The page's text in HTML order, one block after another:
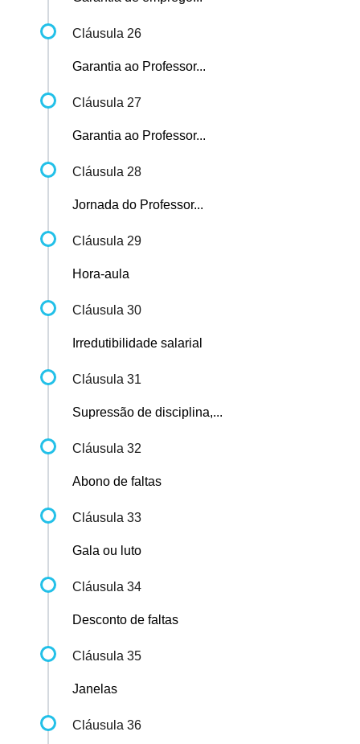
Cláusula 26
Garantia ao Professor...
Cláusula 27
Garantia ao Professor...
Cláusula 28
Jornada do Professor...
Cláusula 29
Hora-aula
Cláusula 30
Irredutibilidade salarial
Cláusula 31
Supressão de disciplina,...
Cláusula 32
Abono de faltas
Cláusula 33
Gala ou luto
Cláusula 34
Desconto de faltas
Cláusula 35
Janelas
Cláusula 36